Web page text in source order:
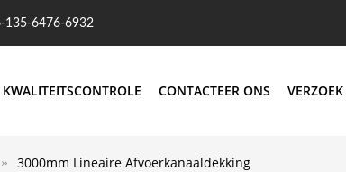
135-6476-6932
KWALITEITSCONTROLE CONTACTEER ONS
3000mm Lineaire Afvoerkanaaldekking